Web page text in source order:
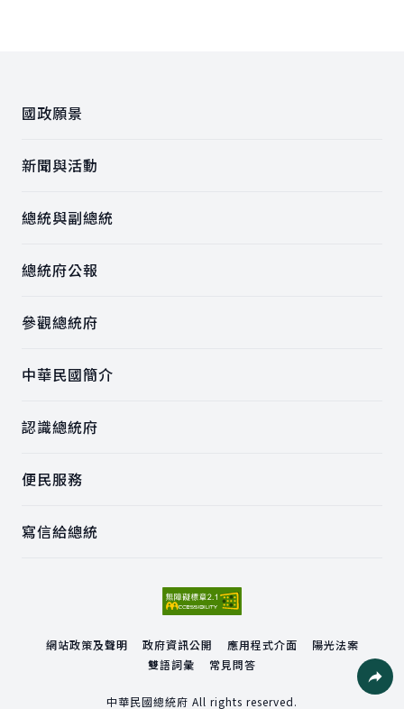
國政願景
新聞與活動
總統與副總統
總統府公報
參觀總統府
中華民國簡介
認識總統府
便民服務
寫信給總統
網站政策及聲明 政府資訊公開 應用程式介面
陽光法案
雙語詞彙
常見問答
中華民國總統府 All rights reserved.